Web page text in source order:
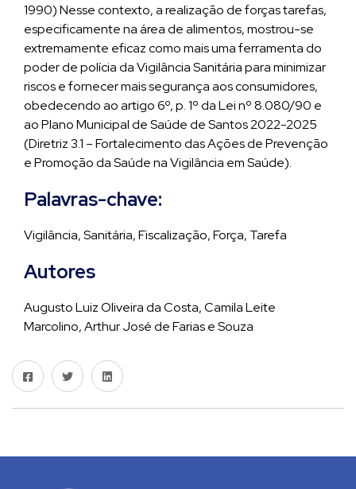
1990) Nesse contexto, a realização de forças tarefas,
especificamente na área de alimentos, mostrou-se
extremamente eficaz como mais uma ferramenta do
poder de polícia da Vigilância Sanitária para minimizar
riscos e fornecer mais segurança aos consumidores,
obedecendo ao artigo 6º, p. 1º da Lei nº 8.080/90 e
ao Plano Municipal de Saúde de Santos 2022-2025
(Diretriz 3.1 – Fortalecimento das Ações de Prevenção
e Promoção da Saúde na Vigilância em Saúde).
Palavras-chave:
Vigilância, Sanitária, Fiscalização, Força, Tarefa
Autores
Augusto Luiz Oliveira da Costa, Camila Leite
Marcolino, Arthur José de Farias e Souza